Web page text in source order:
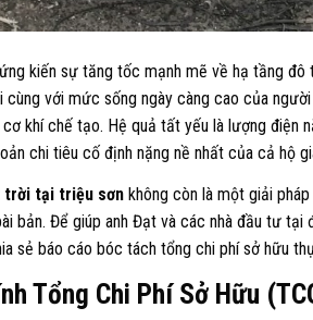
kiến sự tăng tốc mạnh mẽ về hạ tầng
với mức sống ngày càng cao của người
khí chế tạo. Hệ quả tất yếu là lượng điện
chi tiêu cố định nặng nề nhất của cả hộ
trời tại triệu sơn không còn là một giải
bản. Để giúp anh Đạt và các nhà đầu tư
sẻ báo cáo bóc tách tổng chi phí sở hữu
Tổng Chi Phí Sở Hữu